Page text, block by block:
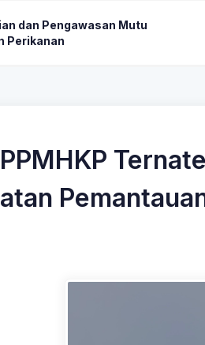
dan Pengawasan Mutu
Perikanan